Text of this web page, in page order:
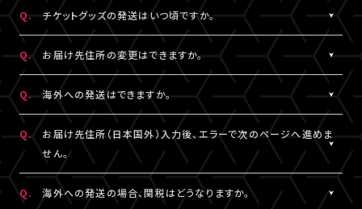
会員を退会された場合でも引き続きコミュニティに掲載されます。
予めご了承ください。
Q. チケットグッズの発送はいつ頃ですか。
A.
公演・券種により異なります。
「マイページ」内「チケット購入情報」にて発送状況の確認ができま
す。
※チケットグッズの発送後、「チケットグッズ発送完了のお知らせ」
メールが配信されます。
通信の関係上、メールが届かない可能性もございますので、必ず、
「マイページ」内「チケット購入情報」よりご確認ください。
Q. お届け先住所の変更はできますか。
A.
購入後、「マイページ」内「チケット購入情報」にて、配送状況が「出
荷準備前」の場合に変更が可能です。
※発送先が日本国外の場合、購入後の住所変更はできません。予
めご了承ください。
Q. 海外への発送はできますか。
A.
公演・券種により異なります。チケット販売ページにてご確認くださ
い。
日本国外の郵便番号をご入力する際に、正しく入力しているにも関
わらずシステムの仕様上エラーとなる場合がございます。
Q.
お届け先住所（日本国外）入力後、エラーで次のページへ進めま
せん。
A.
日本国外の郵便番号を入力する際、システムの仕様上、正しく郵便
番号を入力しているにも関わらずエラーとなる場合がございます。
Q. 海外への発送の場合、関税はどうなりますか。